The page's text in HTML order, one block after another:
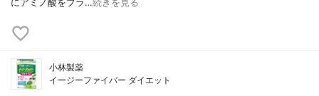
にアミノ酸をプラ…続きを見る
小林製薬
イージーファイバー ダイエット